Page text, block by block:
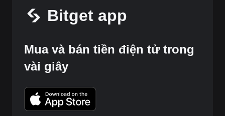
Bitget app
Mua và bán tiền điện tử trong
vài giây